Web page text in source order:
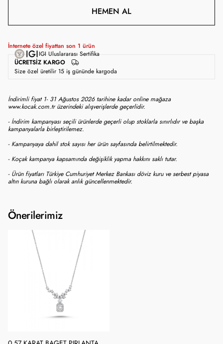
HEMEN AL
İnternete özel fiyattan son 1 ürün
ÜCRETSIZ KARGO
IGI Uluslararası Sertifika
Size özel üretilir 15 iş gününde kargoda
İndirimli fiyat 1- 31 Ağustos 2026 tarihine kadar online mağaza
www.kocak.com.tr üzerindeki alışverişlerde geçerlidir.
- İndirim kampanyası seçili ürünlerde geçerli olup stoklarla sınırlıdır ve başka
kampanyalarla birleştirilemez.
- Kampanyaya dahil stok sayısı her ürün sayfasında belirtilmektedir.
- Koçak kampanya kapsamında değişiklik yapma hakkını saklı tutar.
- Ürün fiyatları Türkiye Cumhuriyet Merkez Bankası döviz kuru ve serbest piyasa
altın kuruna bağlı olarak anlık güncellenmektedir.
Önerilerimiz